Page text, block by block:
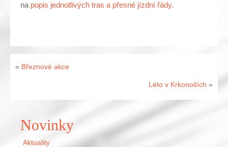
na popis jednotlivých tras a přesné jízdní řády.
« Březnové akce
Léto v Krkonoších »
Novinky
Aktuality